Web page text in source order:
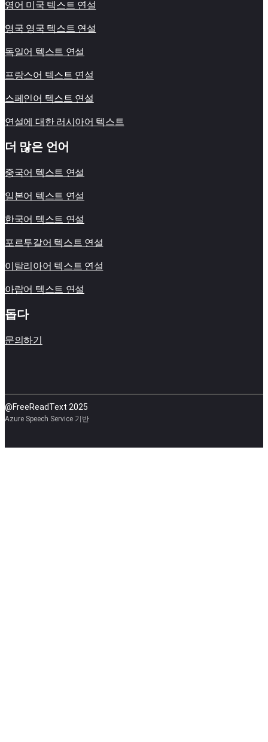
영어 미국 텍스트 연설
영국 영국 텍스트 연설
독일어 텍스트 연설
프랑스어 텍스트 연설
스페인어 텍스트 연설
연설에 대한 러시아어 텍스트
더 많은 언어
중국어 텍스트 연설
일본어 텍스트 연설
한국어 텍스트 연설
포르투갈어 텍스트 연설
이탈리아어 텍스트 연설
아랍어 텍스트 연설
돕다
문의하기
@FreeReadText 2025
Azure Speech Service 기반